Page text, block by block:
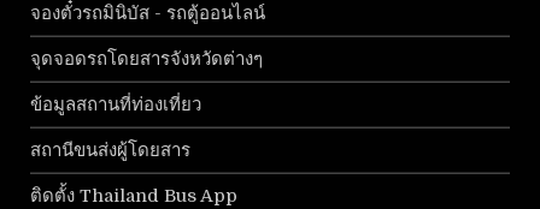
จองตั๋วรถมินิบัส - รถตู้ออนไลน์
จุดจอดรถโดยสารจังหวัดต่างๆ
ข้อมูลสถานที่ท่องเที่ยว
สถานีขนส่งผู้โดยสาร
ติดตั้ง Thailand Bus App